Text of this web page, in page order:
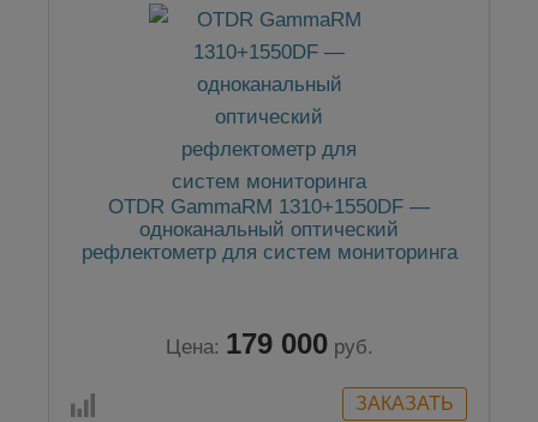
OTDR GammaRM 1310+1550DF —
одноканальный оптический
рефлектометр для систем мониторинга
Цена: 179 000 руб.